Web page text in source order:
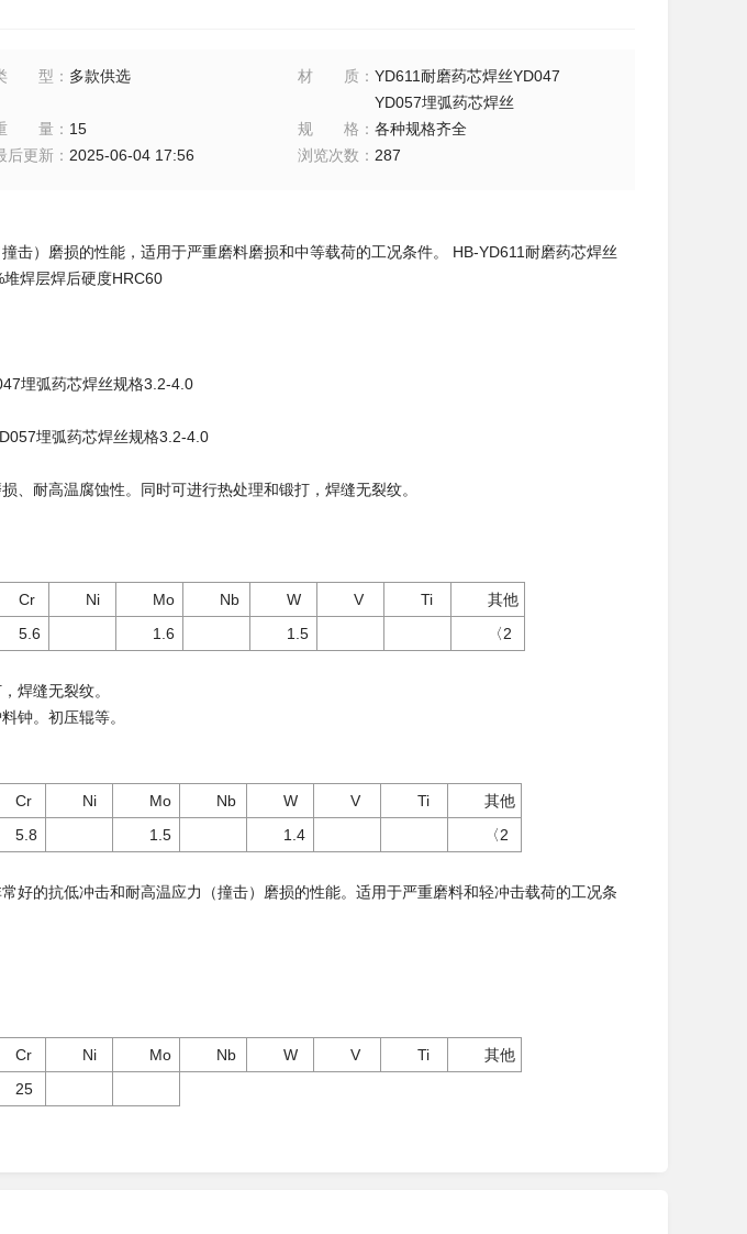
型 ： 多款供选 材质 ：YD611耐磨药芯焊丝YD047
YD057埋弧药芯焊丝
量： 15 规格 ：各种规格齐全
后更新： 2025-06-04 17:56 浏览次数 ： 287
）磨损的性能，适用于严重磨料磨损和中等载荷的工况条件。 HB-YD611耐磨药芯焊丝
焊层焊后硬度HRC60
埋弧药芯焊丝规格3.2-4.0
埋弧药芯焊丝规格3.2-4.0
耐高温腐蚀性。同时可进行热处理和锻打，焊缝无裂纹。
Ni Mo Nb W V Ti
其他
1.6 1.5
〈2
焊缝无裂纹。
钟。初压辊等。
Ni Mo Nb W V Ti
其他
1.5 1.4
〈2
的抗低冲击和耐高温应力（撞击）磨损的性能。适用于严重磨料和轻冲击载荷的工况条
Ni Mo Nb W V Ti
其他